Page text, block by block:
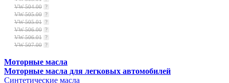
VW 504.00 ?
VW 505.00 ?
VW 505.01 ?
VW 506.00 ?
VW 506.01 ?
VW 507.00 ?
Моторные масла
Моторные масла для легковых автомобилей
Синтетические масла